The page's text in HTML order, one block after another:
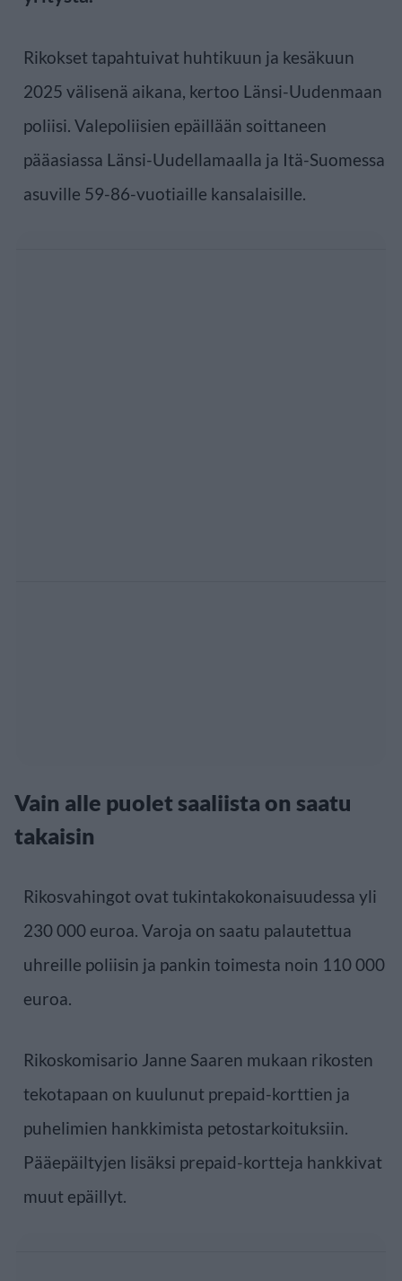
Rikokset tapahtuivat huhtikuun ja kesäkuun
2025 välisenä aikana, kertoo Länsi-Uudenmaan
poliisi. Valepoliisien epäillään soittaneen
pääasiassa Länsi-Uudellamaalla ja Itä-Suomessa
asuville 59-86-vuotiaille kansalaisille.
Vain alle puolet saaliista on saatu
takaisin
Rikosvahingot ovat tukintakokonaisuudessa yli
230 000 euroa. Varoja on saatu palautettua
uhreille poliisin ja pankin toimesta noin 110 000
euroa.
Rikoskomisario Janne Saaren mukaan rikosten
tekotapaan on kuulunut prepaid-korttien ja
puhelimien hankkimista petostarkoituksiin.
Pääepäiltyjen lisäksi prepaid-kortteja hankkivat
muut epäillyt.